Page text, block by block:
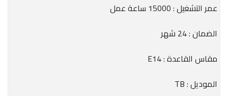
عمر التشغيل : 15000 ساعة عمل
الضمان : 24 شهر
مقاس القاعدة : E14
الموديل : TB